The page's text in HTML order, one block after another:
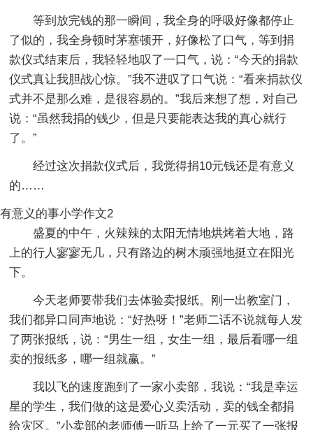
等到放完钱的那一瞬间，我全身的呼吸好像都停止
了似的，我全身顿时茅塞顿开，好像松了口气，等到捐
款仪式结束后，我轻轻地叹了一口气，说：“今天的捐款
仪式真让我胆战心惊。”我不进叹了口气说：“看来捐款仪
式并不是那么难，是很容易的。”我后来想了想，对自己
说：“虽然我捐的钱少，但是只要能表达我的真心就行
了。”
经过这次捐款仪式后，我觉得捐10元钱还是有意义
的……
有意义的事小学作文2
盛夏的中午，火辣辣的太阳无情地烘烤着大地，路
上的行人寥寥无几，只有路边的树木顽强地挺立在阳光
下。
今天老师要带我们去体验卖报纸。刚一出教室门，
我们都异口同声地说：“好热呀！”老师二话不说就每人发
了两张报纸，说：“男生一组，女生一组，最后看哪一组
卖的报纸多，哪一组就赢。”
我以飞的速度跑到了一家小卖部，我说：“我是幸运
星的学生，我们做的这是爱心义卖活动，卖的钱全都捐
给灾区。”小卖部的老师傅一听马上给了一元买了一张报